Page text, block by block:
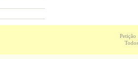
Petição